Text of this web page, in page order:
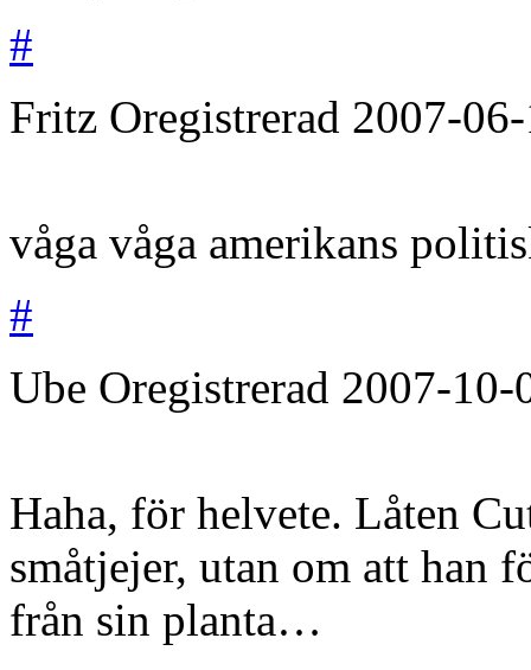
#
Fritz Oregistrerad 2007-
våga våga amerikans
#
Ube Oregistrerad 2007-10-
Haha, för helvete. Låten
småtjejer, utan om att han
från sin planta…